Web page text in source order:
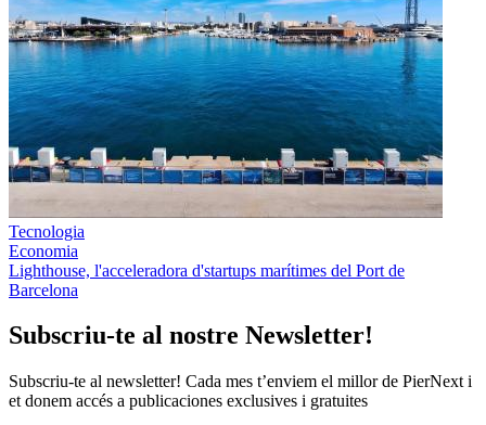
Tecnologia
Economia
Lighthouse, l'acceleradora d'startups marítimes del Port de
Barcelona
Subscriu-te al nostre Newsletter!
Subscriu-te al newsletter! Cada mes t’enviem el millor de PierNext i
et donem accés a publicaciones exclusives i gratuites